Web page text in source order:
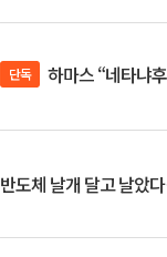
단독 하마스 “네타냐
반도체 날개 달고 날았